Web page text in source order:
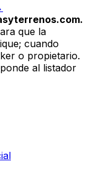
que la
cuando
o propietario.
al listador